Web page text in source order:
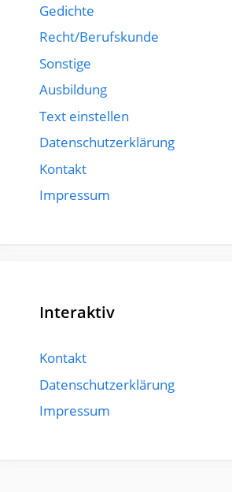
Gedichte
Recht/Berufskunde
Sonstige
Ausbildung
Text einstellen
Datenschutzerklärung
Kontakt
Impressum
Interaktiv
Kontakt
Datenschutzerklärung
Impressum